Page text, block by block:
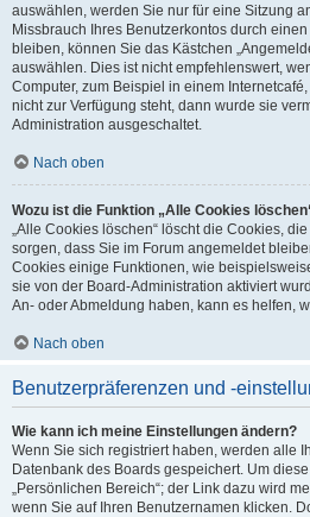
auswählen, werden Sie nur für eine Sitzung
Missbrauch Ihres Benutzerkontos durch
bleiben, können Sie das Kästchen
auswählen. Dies ist nicht empfehlenswert,
Computer, zum Beispiel in einem
nicht zur Verfügung steht, dann wurde sie
Administration ausgeschaltet.
Nach oben
Wozu ist die Funktion „Alle Cookies
„Alle Cookies löschen“ löscht die Cookies,
sorgen, dass Sie im Forum angemeldet
Cookies einige Funktionen, wie
sie von der Board-Administration aktiviert
An- oder Abmeldung haben, kann es helfen,
Nach oben
Benutzerpräferenzen und -
Wie kann ich meine Einstellungen ändern?
Wenn Sie sich registriert haben, werden alle
Datenbank des Boards gespeichert. Um
„Persönlichen Bereich“; der Link dazu wird
wenn Sie auf Ihren Benutzernamen klicken.